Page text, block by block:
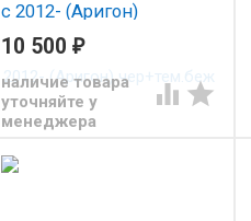
с 2012- (Аригон)
чер+тем.беж
Чехлы из экокожи Автопилот
для Форд Куга с 2012
10 500 ₽
наличие товара
уточняйте у
менеджера
 